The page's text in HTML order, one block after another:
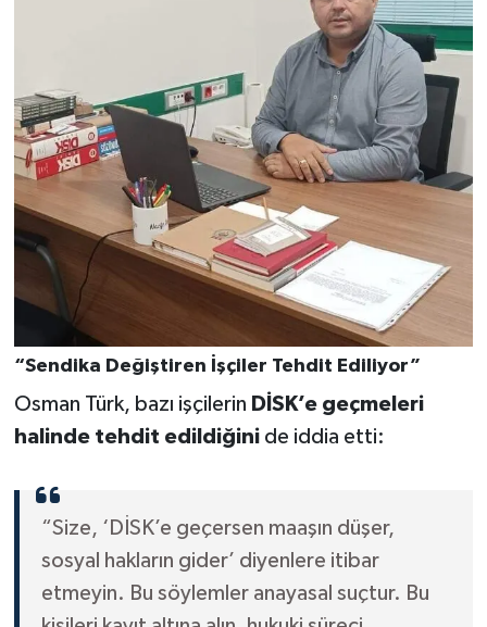
“Sendika Değiştiren İşçiler Tehdit Ediliyor”
Osman Türk, bazı işçilerin DİSK’e geçmeleri
halinde tehdit edildiğinide iddia etti:
“Size, ‘DİSK’e geçersen maaşın düşer,
sosyal hakların gider’ diyenlere itibar
etmeyin. Bu söylemler anayasal suçtur. Bu